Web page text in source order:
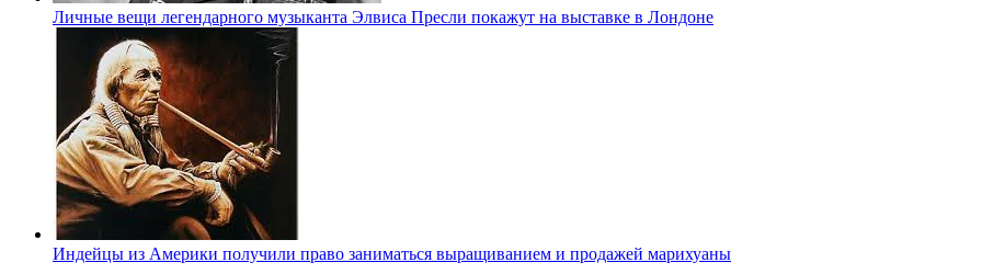
Личные вещи легендарного музыканта Элвиса Пресли покажут на выставке в Лондоне
Индейцы из Америки получили право заниматься выращиванием и продажей марихуаны